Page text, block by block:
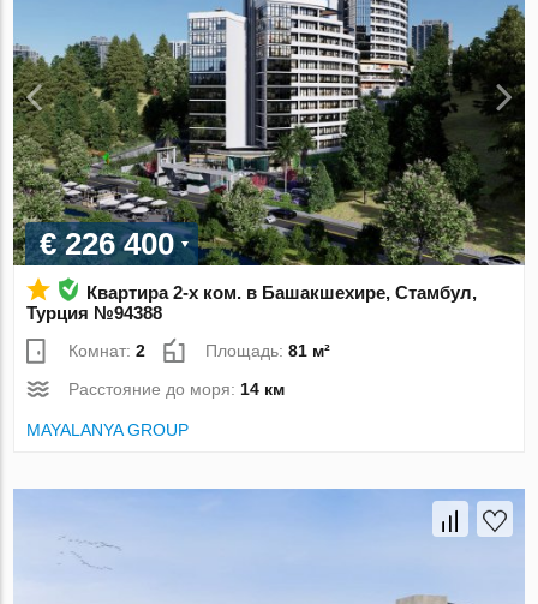
€ 226 400
Квартира 2-х ком. в Башакшехире, Стамбул,
Турция №94388
Комнат:2 Площадь:81 м²
Расстояние до моря:14 км
MAYALANYA GROUP